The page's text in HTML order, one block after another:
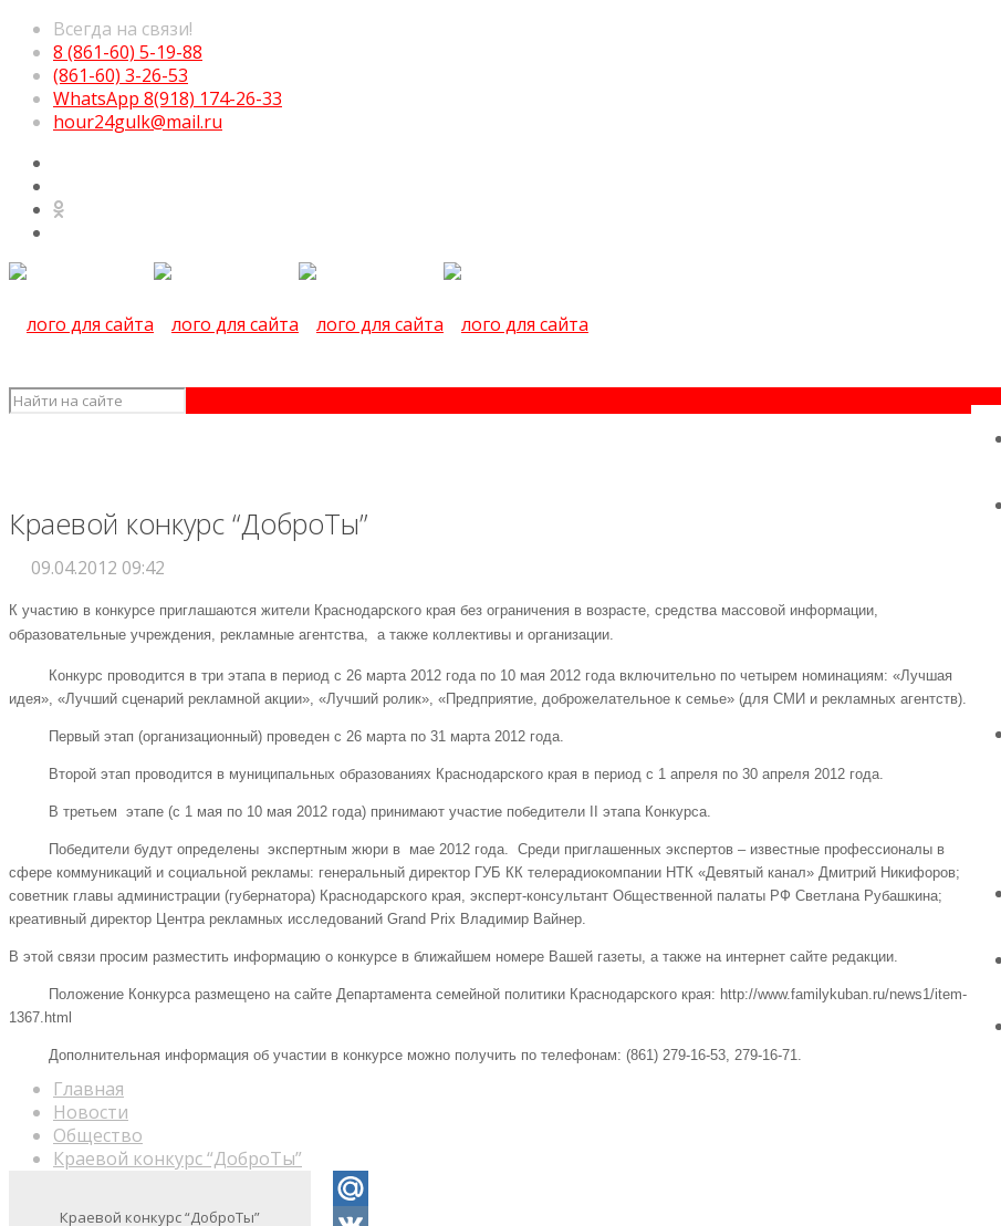
Всегда на связи!
8 (861-60) 5-19-88
(861-60) 3-26-53
WhatsApp 8(918) 174-26-33
hour24gulk@mail.ru
Главная
Новости
Общество
Краевой конкурс “ДоброТы”
Краевой конкурс “ДоброТы”
09.04.2012 09:42
Краевой конкурс “ДоброТы”
К участию в конкурсе приглашаются жители Краснодарского края без ограничения в возрасте, средства массовой информации,
образовательные учреждения, рекламные агентства, а также коллективы и организации.
Конкурс проводится в три этапа в период с 26 марта 2012 года по 10 мая 2012 года включительно по четырем номинациям: «Лучшая
идея», «Лучший сценарий рекламной акции», «Лучший ролик», «Предприятие, доброжелательное к семье» (для СМИ и рекламных агентств).
Первый этап (организационный) проведен с 26 марта по 31 марта 2012 года.
Второй этап проводится в муниципальных образованиях Краснодарского края в период с 1 апреля по 30 апреля 2012 года.
В третьем этапе (с 1 мая по 10 мая 2012 года) принимают участие победители II этапа Конкурса.
Победители будут определены экспертным жюри в мае 2012 года. Среди приглашенных экспертов – известные профессионалы в
сфере коммуникаций и социальной рекламы: генеральный директор ГУБ КК телерадиокомпании НТК «Девятый канал» Дмитрий Никифоров;
советник главы администрации (губернатора) Краснодарского края, эксперт-консультант Общественной палаты РФ Светлана Рубашкина;
креативный директор Центра рекламных исследований Grand Prix Владимир Вайнер.
В этой связи просим разместить информацию о конкурсе в ближайшем номере Вашей газеты, а также на интернет сайте редакции.
Положение Конкурса размещено на сайте Департамента семейной политики Краснодарского края: http://www.familykuban.ru/news1/item-
1367.html
Дополнительная информация об участии в конкурсе можно получить по телефонам: (861) 279-16-53, 279-16-71.